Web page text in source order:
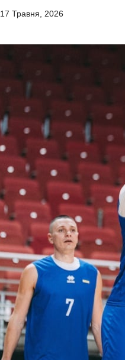
17 Травня, 2026